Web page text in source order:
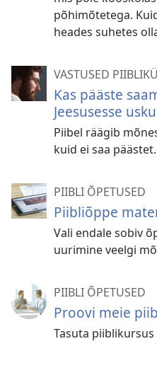
põhimõtetega.
heades suhetes
VASTUSED
Kas pääste
Jeesusesse
Piibel räägib
kuid ei saa
PIIBLI ÕPETUSED
Piibliõppe
Vali endale sobiv
uurimine veelgi
PIIBLI ÕPETUSED
Proovi meie
Tasuta